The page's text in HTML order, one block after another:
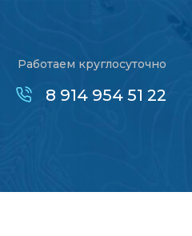
Работаем круглосуточно
8 914 954 51 22